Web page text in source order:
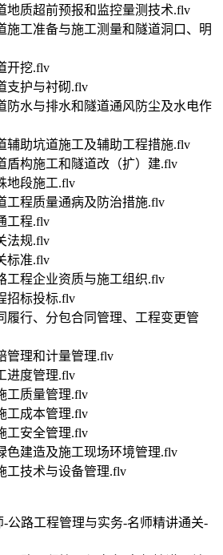
地质超前预报和监控量测技术.flv
施工准备与施工测量和隧道洞口、明
开挖.flv
支护与衬砌.flv
防水与排水和隧道通风防尘及水电作
辅助坑道施工及辅助工程措施.flv
盾构施工和隧道改（扩）建.flv
地段施工.flv
工程质量通病及防治措施.flv
工程.flv
法规.flv
标准.flv
工程企业资质与施工组织.flv
招标投标.flv
履行、分包合同管理、工程变更管
管理和计量管理.flv
进度管理.flv
工质量管理.flv
工成本管理.flv
工安全管理.flv
色建造及施工现场环境管理.flv
工技术与设备管理.flv
公路工程管理与实务-名师精讲通关-